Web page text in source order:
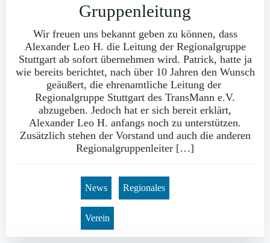
Gruppenleitung
Wir freuen uns bekannt geben zu können, dass
Alexander Leo H. die Leitung der Regionalgruppe
Stuttgart ab sofort übernehmen wird. Patrick, hatte ja
wie bereits berichtet, nach über 10 Jahren den Wunsch
geäußert, die ehrenamtliche Leitung der
Regionalgruppe Stuttgart des TransMann e.V.
abzugeben. Jedoch hat er sich bereit erklärt,
Alexander Leo H. anfangs noch zu unterstützen.
Zusätzlich stehen der Vorstand und auch die anderen
Regionalgruppenleiter […]
News Regionales
Verein